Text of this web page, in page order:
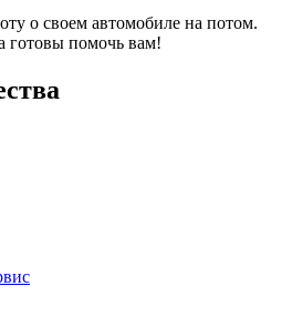
о своем автомобиле на потом.
готовы помочь вам!